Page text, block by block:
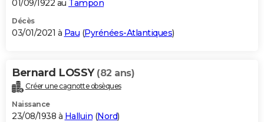
01/09/1922 au Tampon
Décès
03/01/2021 à Pau (Pyrénées-Atlantiques)
Bernard LOSSY (82 ans)
Créer une cagnotte obsèques
Naissance
23/08/1938 à Halluin (Nord)